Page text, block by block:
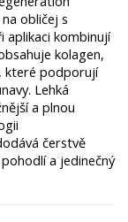
obličej s
aplikaci kombinují
kolagen,
které podporují
Lehká
a plnou
čerstvě
a jedinečný